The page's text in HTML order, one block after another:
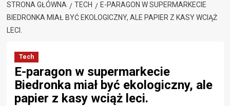
STRONA GŁÓWNA TECH
E-PARAGON W SUPERMARKECIE
BIEDRONKA MIAŁ BYĆ EKOLOGICZNY, ALE PAPIER Z KASY WCIĄŻ
LECI.
Tech
E-paragon w supermarkecie
Biedronka miał być ekologiczny, ale
papier z kasy wciąż leci.